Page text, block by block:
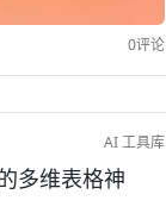
0评论
AI 工具库
多维表格神